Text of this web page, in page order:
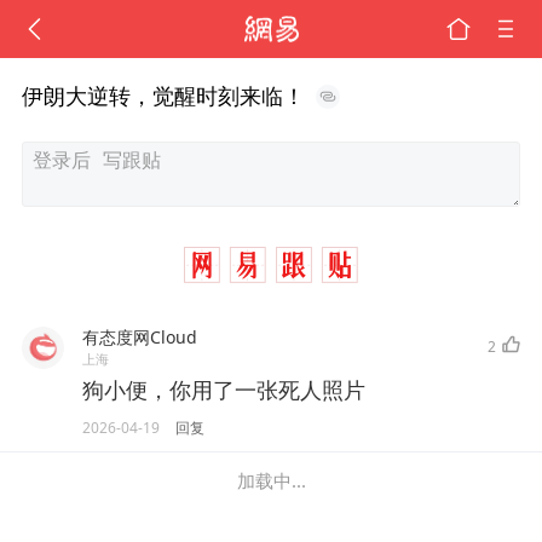
伊朗大逆转，觉醒时刻来临！
有态度网Cloud
上海
2
狗小便，你用了一张死人照片
2026-04-19 回复
加载中...